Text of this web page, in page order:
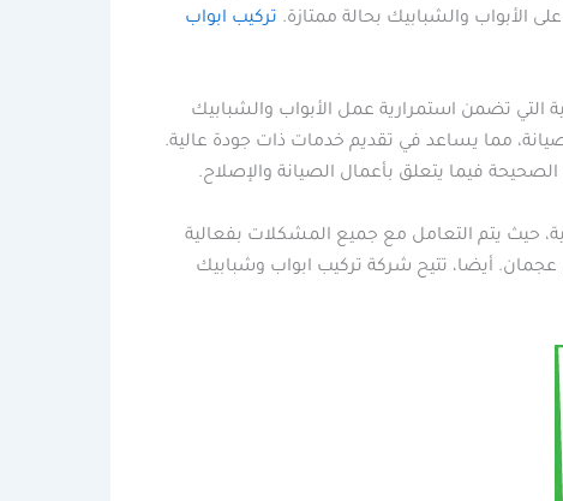
الأبواب والشبابيك بحالة ممتازة. تركيب ابواب
التي تضمن استمرارية عمل الأبواب والشبابيك
مما يساعد في تقديم خدمات ذات جودة عالية.
فيما يتعلق بأعمال الصيانة والإصلاح.
حيث يتم التعامل مع جميع المشكلات بفعالية
عجمان. أيضا، تتيح شركة تركيب ابواب وشبابيك